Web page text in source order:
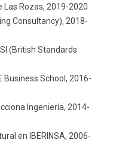
Rozas, 2019-2020
Consultancy), 2018-
(British Standards
Business School, 2016-
Ingeniería, 2014-
en IBERINSA, 2006-